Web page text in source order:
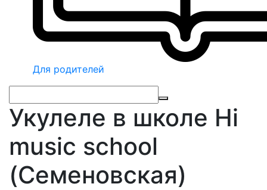
Для родителей
Укулеле в школе Hi
music school
(Семеновская)